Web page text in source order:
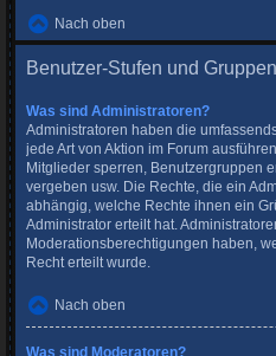
Nach oben
Benutzer-Stufen und Gruppen
Was sind Administratoren?
Administratoren haben die
jede Art von Aktion im Forum
Mitglieder sperren, Benutzergruppen
vergeben usw. Die Rechte, die ein
abhängig, welche Rechte ihnen ein
Administrator erteilt hat.
Moderationsberechtigungen haben,
Recht erteilt wurde.
Nach oben
Was sind Moderatoren?